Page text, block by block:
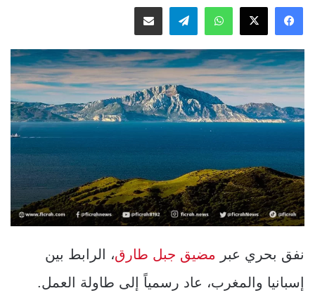
فيسبوك
‫X واتسابتيلقراممشاركة عبر البريد
نفق بحري عبر مضيق جبل طارق، الرابط بين
إسبانيا والمغرب، عاد رسمياً إلى طاولة العمل.